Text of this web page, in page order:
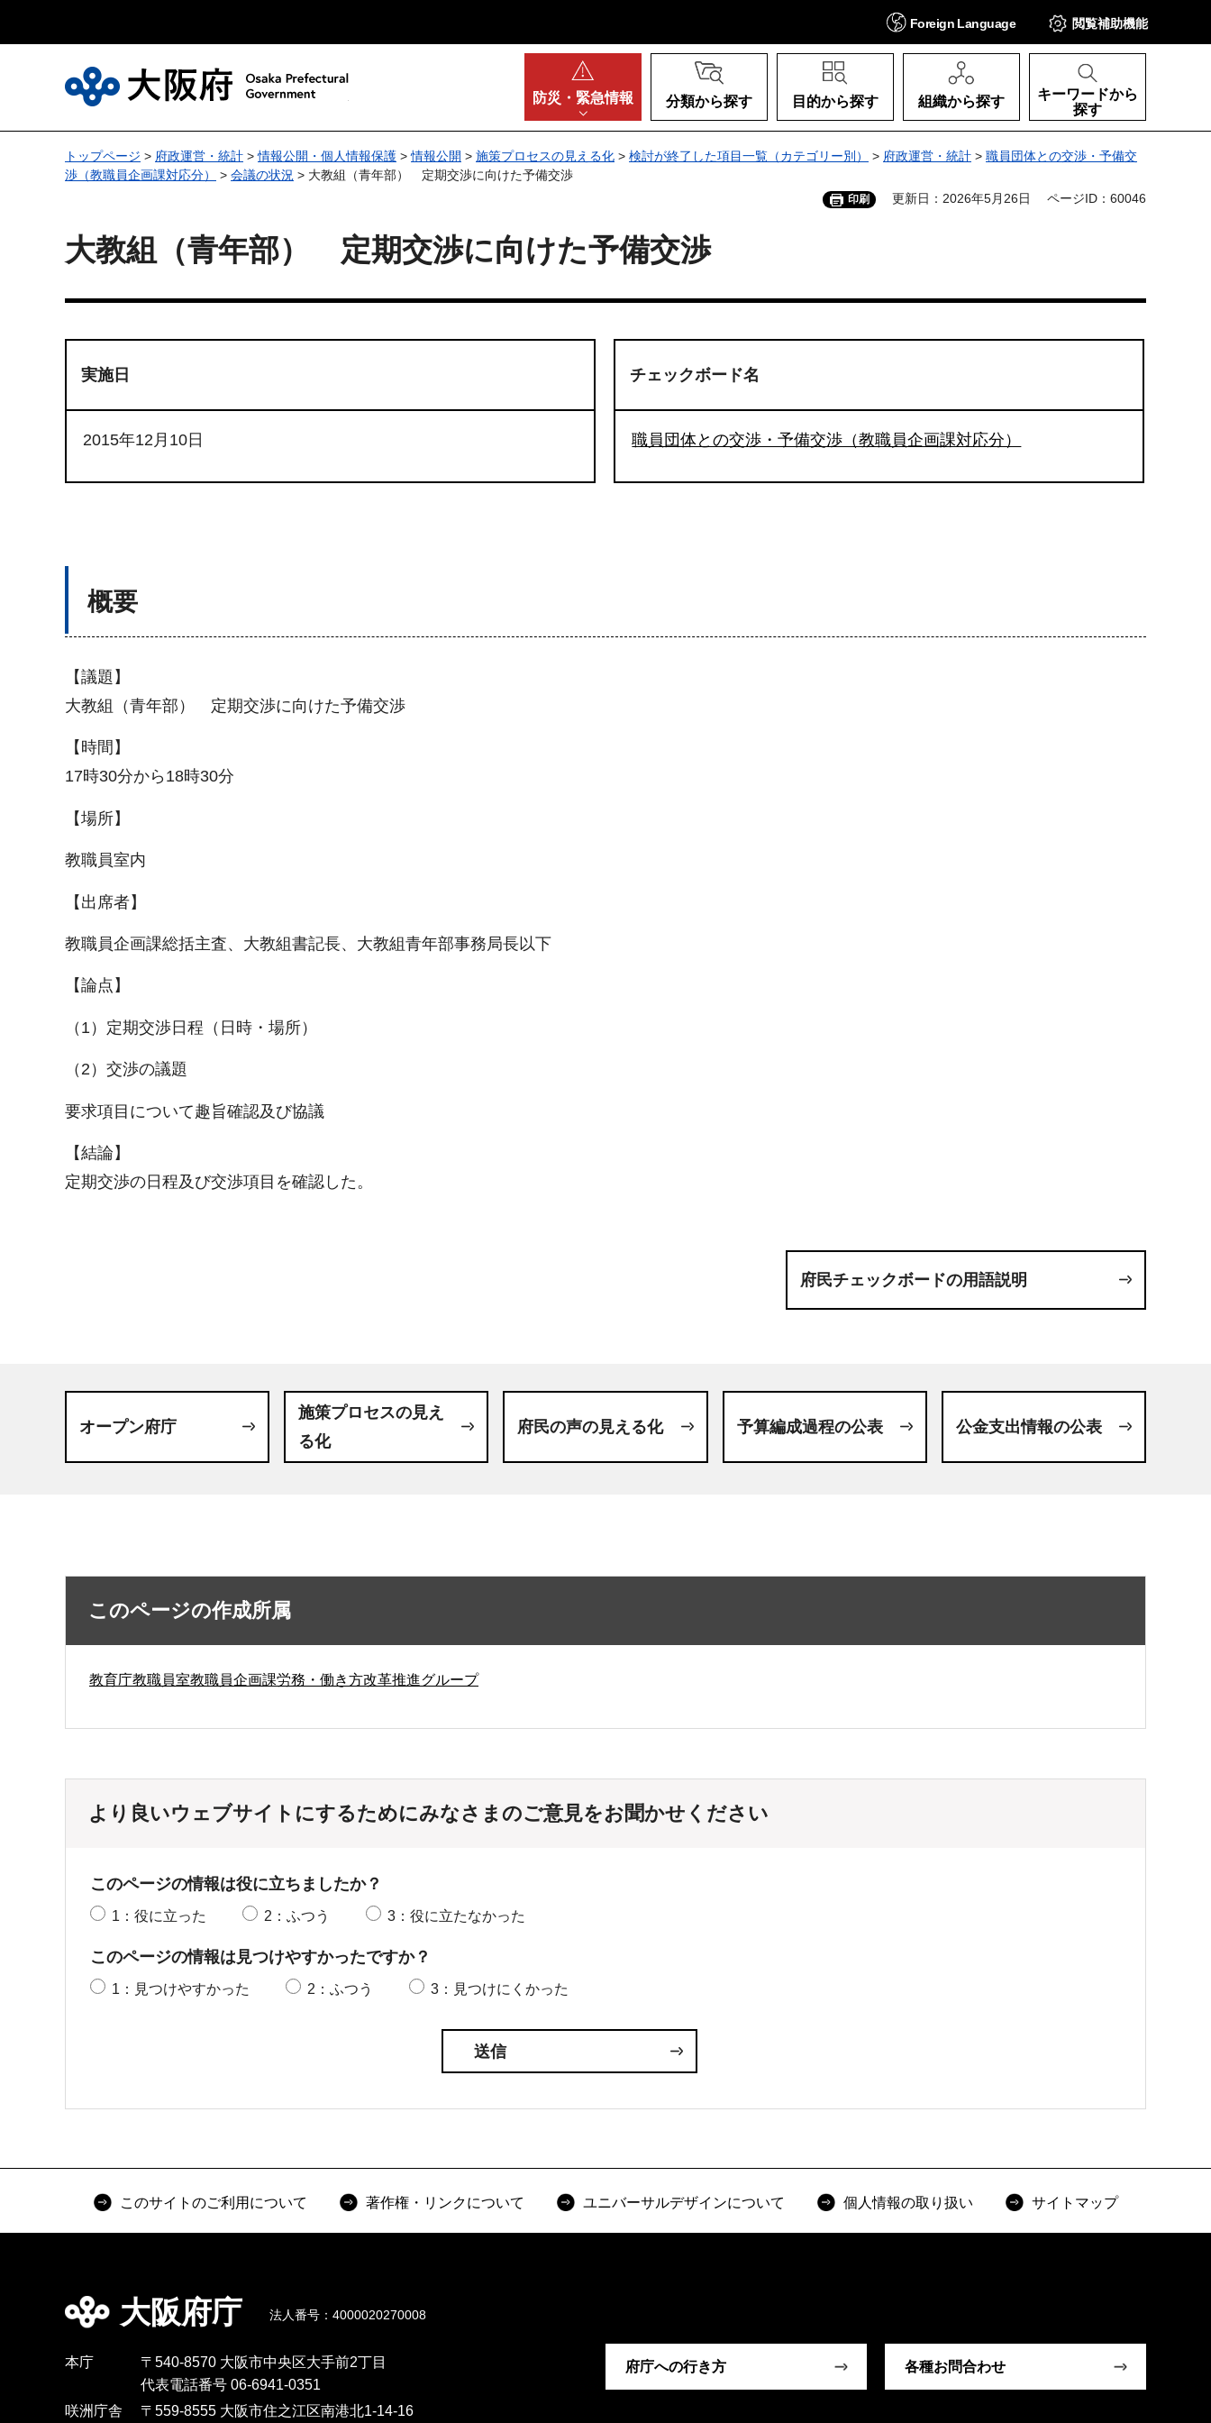
Foreign Language 閲覧補助機能
防災・ 緊急情報 分類から探す 目的から探す 組織から探す
キーワードから
探す
トップページ > 府政運営・統計 >情報公開・個人情報保護 >情報公開 > 施策プロセスの見える化 > 検討が終了した項目一覧（カテゴリー別） > 府政運営・統計 > 職員団体との交渉・予備交
渉（教職員企画課対応分）
> 会議の状況 > 大教組（青年部） 定期交渉に向けた予備交渉
印刷 更新日：2026年5月26日 ページID：60046
大教組（青年部） 定期交渉に向けた予備交渉
実施日
2015年12月10日
チェックボード名
職員団体との交渉・予備交渉（教職員企画課対応分）
概要
【議題】
大教組（青年部） 定期交渉に向けた予備交渉
【時間】
17時30分から18時30分
【場所】
教職員室内
【出席者】
教職員企画課総括主査、大教組書記長、大教組青年部事務局長以下
【論点】
（1）定期交渉日程（日時・場所）
（2）交渉の議題
要求項目について趣旨確認及び協議
【結論】
定期交渉の日程及び交渉項目を確認した。
府民チェックボードの用語説明
オープン府庁
施策プロセスの見え
る化
府民の声の見える化 予算編成過程の公表 公金支出情報の公表
このページの作成所属
教育庁教職員室教職員企画課労務・働き方改革推進グループ
より良いウェブサイトにするためにみなさまのご意見をお聞かせください
このページの情報は役に立ちましたか？
1：役に立った 2：ふつう 3：役に立たなかった
このページの情報は見つけやすかったですか？
1：見つけやすかった 2：ふつう 3：見つけにくかった
このサイトのご利用について 著作権・リンクについて ユニバーサルデザインについて 個人情報の取り扱い サイトマップ
大阪府庁 法人番号：4000020270008
本庁
〒540-8570 大阪市中央区大手前2丁目
代表電話番号 06-6941-0351
咲洲庁舎
〒559-8555 大阪市住之江区南港北1-14-16
府庁への行き方 各種お問合わせ